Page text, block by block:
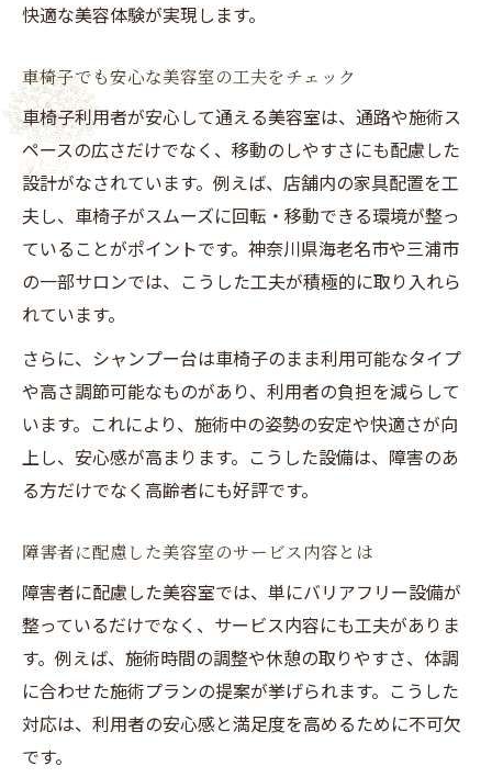
快適な美容体験が実現します。
車椅子でも安心な美容室の工夫をチェック
車椅子利用者が安心して通える美容室は、通路や施術ス
ペースの広さだけでなく、移動のしやすさにも配慮した
設計がなされています。例えば、店舗内の家具配置を工
夫し、車椅子がスムーズに回転・移動できる環境が整っ
ていることがポイントです。神奈川県海老名市や三浦市
の一部サロンでは、こうした工夫が積極的に取り入れら
れています。
さらに、シャンプー台は車椅子のまま利用可能なタイプ
や高さ調節可能なものがあり、利用者の負担を減らして
います。これにより、施術中の姿勢の安定や快適さが向
上し、安心感が高まります。こうした設備は、障害のあ
る方だけでなく高齢者にも好評です。
障害者に配慮した美容室のサービス内容とは
障害者に配慮した美容室では、単にバリアフリー設備が
整っているだけでなく、サービス内容にも工夫がありま
す。例えば、施術時間の調整や休憩の取りやすさ、体調
に合わせた施術プランの提案が挙げられます。こうした
対応は、利用者の安心感と満足度を高めるために不可欠
です。